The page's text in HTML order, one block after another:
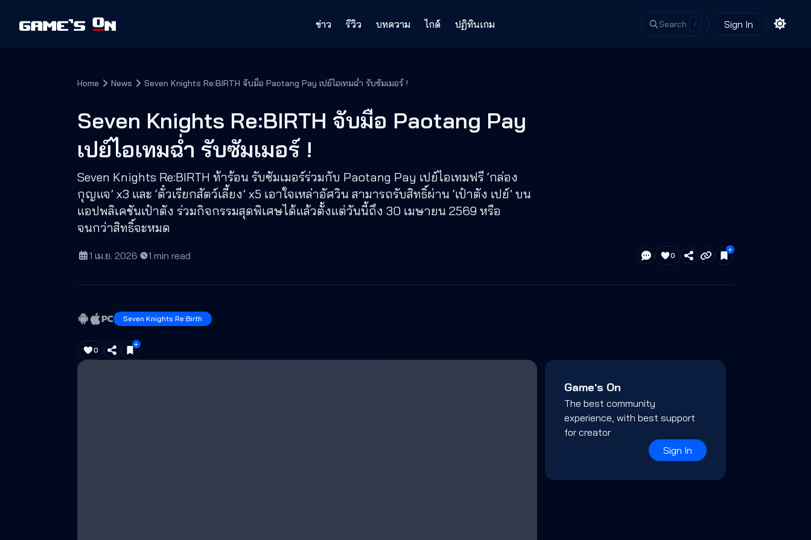
ข่าว รีวิว บทความ ไกด์ ปฏิทินเกม Search / Sign In
Home News Seven Knights Re:BIRTH จับมือ Paotang Pay เปย์ไอเทมฉ่ำ รับซัมเมอร์ !
Seven Knights Re:BIRTH จับมือ Paotang Pay
เปย์ไอเทมฉ่ำ รับซัมเมอร์ !
Seven Knights Re:BIRTH ท้าร้อน รับซัมเมอร์ร่วมกับ Paotang Pay เปย์ไอเทมฟรี ‘กล่อง
กุญแจ’ x3 และ ‘ตั๋วเรียกสัตว์เลี้ยง’ x5 เอาใจเหล่าอัศวิน สามารถรับสิทธิ์ผ่าน ‘เป๋าตัง เปย์’ บน
แอปพลิเคชันเป๋าตัง ร่วมกิจกรรมสุดพิเศษได้แล้วตั้งแต่วันนี้ถึง 30 เมษายน 2569 หรือ
จนกว่าสิทธิ์จะหมด
1 เม.ย. 2026· 1 min read 0
Seven Knights Re:Birth
0
Game's On
The best community
experience, with best support
for creator
Sign In